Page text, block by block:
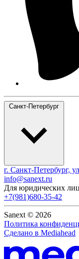
Санкт-Петербург
г. Санкт-Петербург,
info@sanext.ru
Для юридических
+7(981)680-35-42
Sanext © 2026
Политика
Сделано в Mediahead